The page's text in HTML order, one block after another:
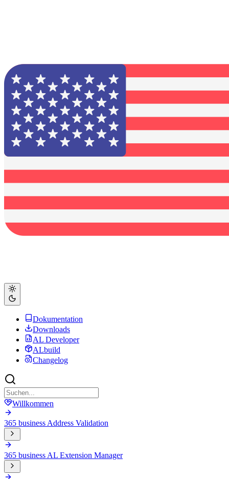
Dokumentation
Downloads
AL Developer
ALbuild
Changelog
Willkommen
365 business Address Validation
365 business AL Extension Manager